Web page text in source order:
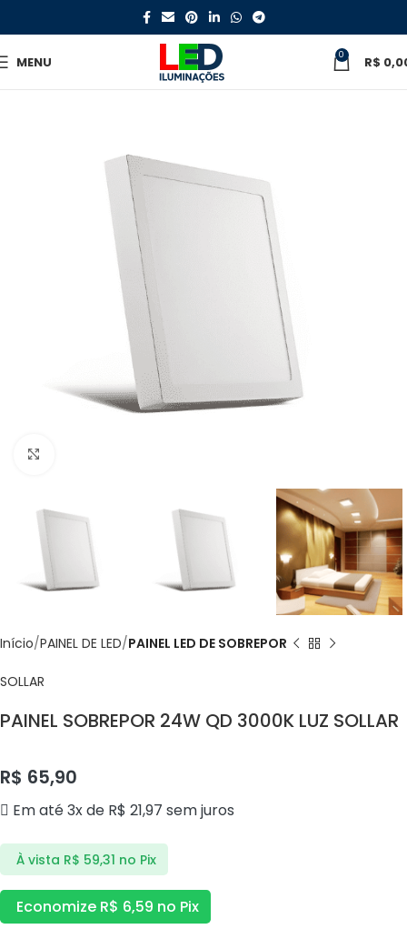
MENU 0 R$
Início PAINEL DE LED PAINEL LED DE SOBREPOR
SOLLAR
PAINEL SOBREPOR 24W QD 3000K LUZ SOLLAR
R$ 65,90
Em até 3x de R$ 21,97 sem juros
À vista R$ 59,31 no Pix
Economize R$ 6,59 no Pix